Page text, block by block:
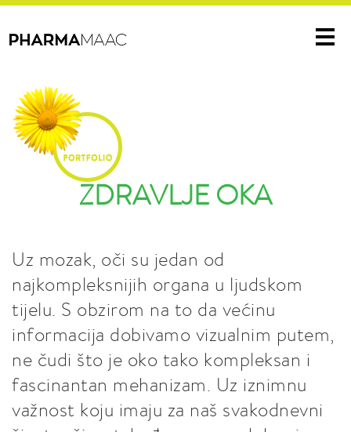
ZDRAVLJE OKA
Uz mozak, oči su jedan od
najkompleksnijih organa u ljudskom
tijelu. S obzirom na to da većinu
informacija dobivamo vizualnim putem,
ne čudi što je oko tako kompleksan i
fascinantan mehanizam. Uz iznimnu
važnost koju imaju za naš svakodnevni